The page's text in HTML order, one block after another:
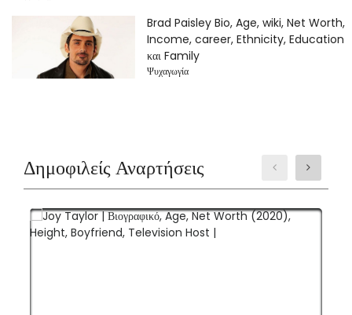
Brad Paisley Bio, Age, wiki, Net Worth,
Income, career, Ethnicity, Education
και Family
Ψυχαγωγία
Δημοφιλείς Αναρτήσεις